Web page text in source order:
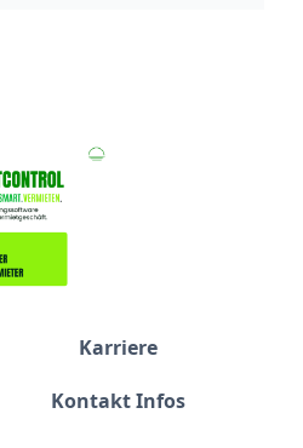
Karriere
Kontakt Infos